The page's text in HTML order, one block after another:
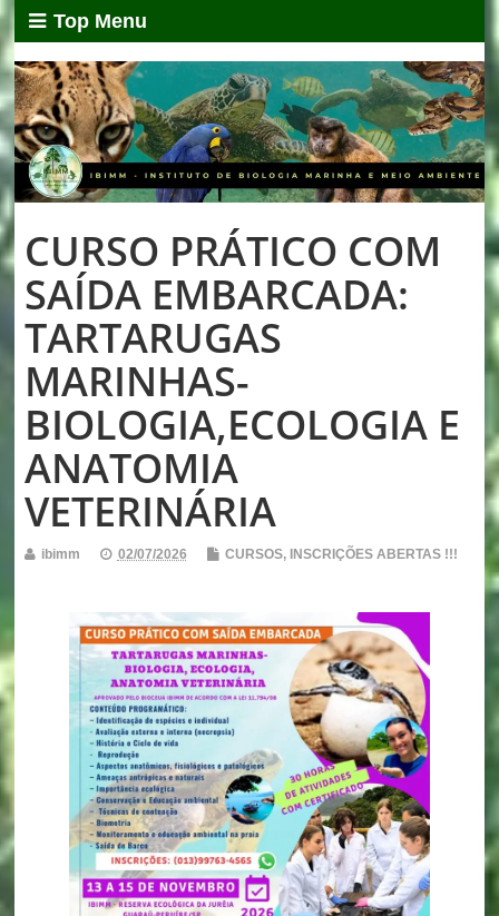
Top Menu
CURSO PRÁTICO COM
SAÍDA EMBARCADA:
TARTARUGAS
MARINHAS-
BIOLOGIA,ECOLOGIA E
ANATOMIA
VETERINÁRIA
ibimm 02/07/2026 CURSOS, INSCRIÇÕES ABERTAS !!!